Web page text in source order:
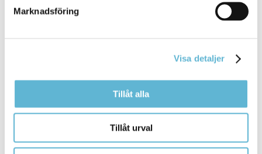
Marknadsföring
Visa detaljer
Tillåt alla
Tillåt urval
Postadress
Box 18, 295 21 Bromölla
Fax: 0456-82 22 00